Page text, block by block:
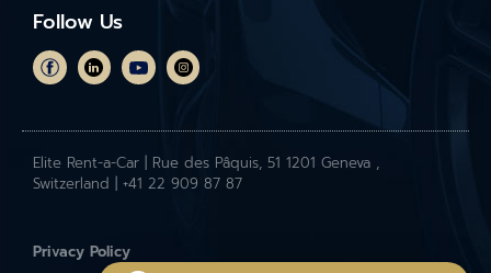
Follow Us
Elite Rent-a-Car | Rue des Pâquis, 51 1201 Geneva ,
Switzerland | +41 22 909 87 87
Privacy Policy